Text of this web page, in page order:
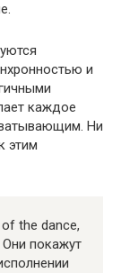
и
каждое
Ни
этим
the dance,
Они покажут